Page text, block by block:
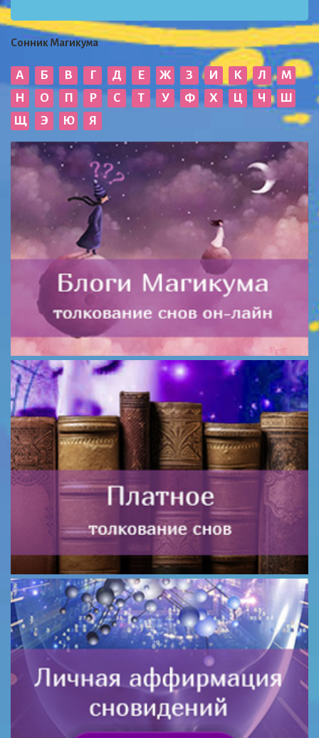
Сонник Магикума
А Б В Г Д Е Ж З И К Л
М
Н
О П Р С Т У Ф Х Ц Ч
Ш
Щ
Э Ю Я